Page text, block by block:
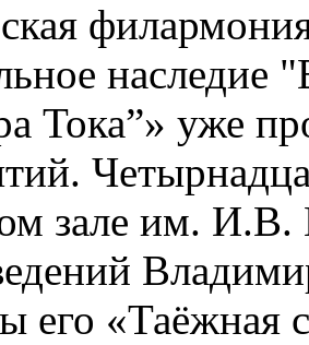
наследие
Тока”» уже
зале им. И.В.
его «Таёжная